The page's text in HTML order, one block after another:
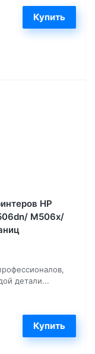
HP
M506x/
детали...